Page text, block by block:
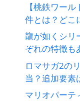
【桃鉄ワー
件とは？どこ
龍が如くシリ
ぞれの特徴も
ロマサガ2の
当？追加要素
マリオパーテ